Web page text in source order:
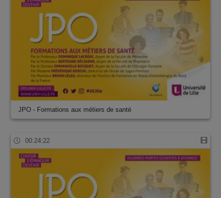
JPO - Formations aux métiers de santé
00:24:22